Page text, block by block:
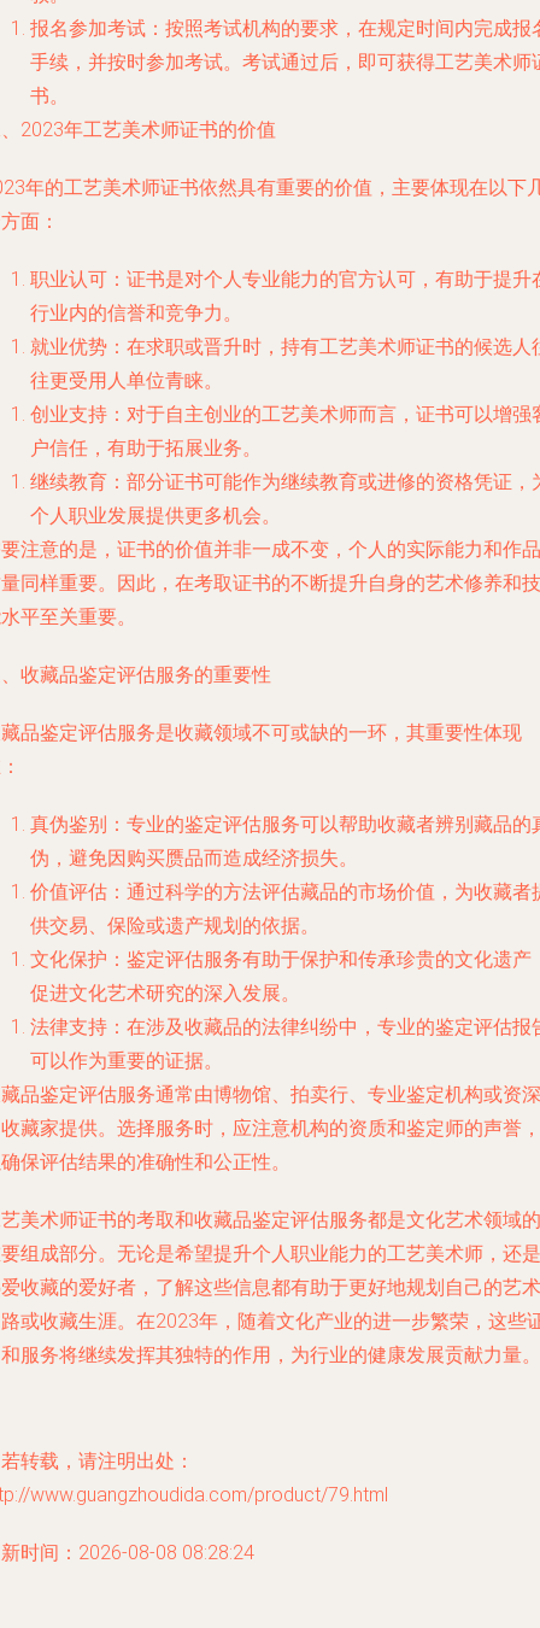
报名参加考试：按照考试机构的要求，在规定时间内完成报
手续，并按时参加考试。考试通过后，即可获得工艺美术师
书。
2023年工艺美术师证书的价值
年的工艺美术师证书依然具有重要的价值，主要体现在以下
面：
职业认可：证书是对个人专业能力的官方认可，有助于提升
行业内的信誉和竞争力。
就业优势：在求职或晋升时，持有工艺美术师证书的候选人
往更受用人单位青睐。
创业支持：对于自主创业的工艺美术师而言，证书可以增强
户信任，有助于拓展业务。
继续教育：部分证书可能作为继续教育或进修的资格凭证，
个人职业发展提供更多机会。
注意的是，证书的价值并非一成不变，个人的实际能力和作品
同样重要。因此，在考取证书的不断提升自身的艺术修养和技
平至关重要。
收藏品鉴定评估服务的重要性
品鉴定评估服务是收藏领域不可或缺的一环，其重要性体现
真伪鉴别：专业的鉴定评估服务可以帮助收藏者辨别藏品的
伪，避免因购买赝品而造成经济损失。
价值评估：通过科学的方法评估藏品的市场价值，为收藏者
供交易、保险或遗产规划的依据。
文化保护：鉴定评估服务有助于保护和传承珍贵的文化遗产
促进文化艺术研究的深入发展。
法律支持：在涉及收藏品的法律纠纷中，专业的鉴定评估报
可以作为重要的证据。
品鉴定评估服务通常由博物馆、拍卖行、专业鉴定机构或资深
藏家提供。选择服务时，应注意机构的资质和鉴定师的声誉，
保评估结果的准确性和公正性。
美术师证书的考取和收藏品鉴定评估服务都是文化艺术领域的
组成部分。无论是希望提升个人职业能力的工艺美术师，还是
收藏的爱好者，了解这些信息都有助于更好地规划自己的艺术
或收藏生涯。在2023年，随着文化产业的进一步繁荣，这些
服务将继续发挥其独特的作用，为行业的健康发展贡献力量。
转载，请注明出处：
www.guangzhoudida.com/product/79.html
时间：2026-08-08 08:28:24